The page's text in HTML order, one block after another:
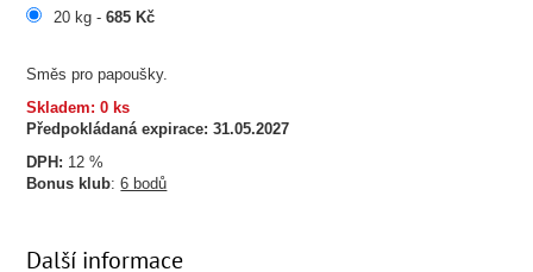
Směs pro papoušky.
Skladem: 0 ks
Předpokládaná expirace: 31.05.2027
DPH: 12 %
Bonus klub:6 bodů
20 kg -685 Kč
Další informace